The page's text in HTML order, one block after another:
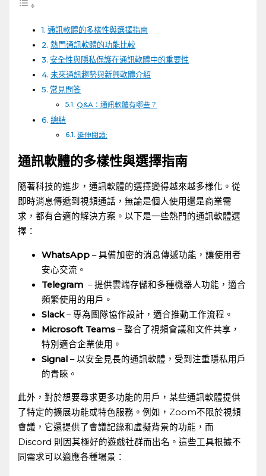
通訊軟體的多樣性與選擇指南
熱門通訊軟體的功能比較
安全性與隱私保護在通訊軟體中的重要性
未來通訊趨勢與新興軟體介紹
常見問答
Q&A：通訊軟體有哪些？
總結
延伸閱讀:
通訊軟體的多樣性與選擇指南
隨著科技的進步，通訊軟體的選擇變得越來越多樣化。從
即時消息傳遞到視頻通話，無論是個人使用還是商業需
求，都有合適的解決方案。以下是一些熱門的通訊軟體選
擇：
WhatsApp – 具備加密的消息傳遞功能，讓使用者
安心交流。
Telegram ‍ – 提供雲端存儲和多種機器人功能，適合
頻繁使用的用戶。
Slack– ​專為團隊協作設計，適合推動工作流程。
Microsoft Teams – 整合了視頻會議和文件共享，
特別適合企業使用。
Signal – 以安全見長的通訊軟體，受到注重隱私用戶
的青睞。
此外，對於想要尋求更多功能的用戶，某些通訊軟體提供
了特定的擴展功能或特色服務。例如，Zoom不限於視頻
會議，它還提供了會議記錄和虛擬背景的功能，而
Discord 則因其極好的遊戲社群而出名。這些工具根據不
同需求可以適應各種場景：